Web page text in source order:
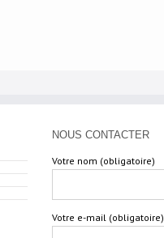
NOUS CONTACTER
Votre nom (obligatoire)
Votre e-mail (obligatoire)